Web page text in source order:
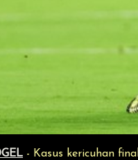
- Kasus kericuhan final